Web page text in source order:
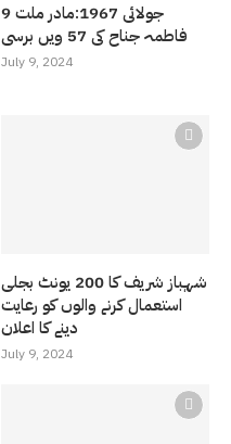
9 جولائی 1967:مادر ملت
فاطمہ جناح کی 57 ویں برسی
July 9, 2024
شہباز شریف کا 200 یونٹ بجلی
استعمال کرنے والوں کو رعایت
دینے کا اعلان
July 9, 2024